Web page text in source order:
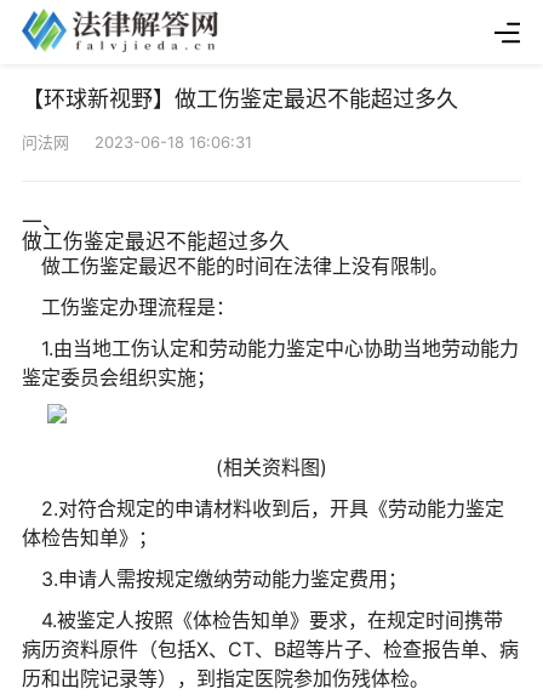
【环球新视野】做工伤鉴定最迟不能超过多久
问法网 2023-06-18 16:06:31
一、
做工伤鉴定最迟不能超过多久
做工伤鉴定最迟不能的时间在法律上没有限制。
工伤鉴定办理流程是：
1.由当地工伤认定和劳动能力鉴定中心协助当地劳动能力
鉴定委员会组织实施；
(相关资料图)
2.对符合规定的申请材料收到后，开具《劳动能力鉴定
体检告知单》；
3.申请人需按规定缴纳劳动能力鉴定费用；
4.被鉴定人按照《体检告知单》要求，在规定时间携带
病历资料原件（包括X、CT、B超等片子、检查报告单、病
历和出院记录等），到指定医院参加伤残体检。